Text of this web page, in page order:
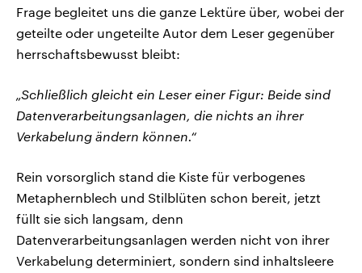
Frage begleitet uns die ganze Lektüre über, wobei der
geteilte oder ungeteilte Autor dem Leser gegenüber
herrschaftsbewusst bleibt:
„Schließlich gleicht ein Leser einer Figur: Beide sind
Datenverarbeitungsanlagen, die nichts an ihrer
Verkabelung ändern können.“
Rein vorsorglich stand die Kiste für verbogenes
Metaphernblech und Stilblüten schon bereit, jetzt
füllt sie sich langsam, denn
Datenverarbeitungsanlagen werden nicht von ihrer
Verkabelung determiniert, sondern sind inhaltsleere